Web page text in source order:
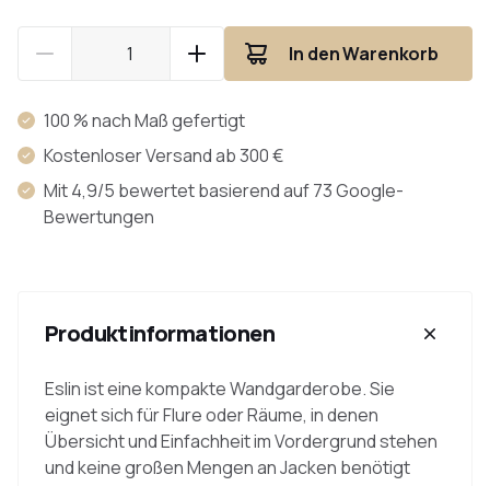
In den Warenkorb
100 % nach Maß gefertigt
Kostenloser Versand ab 300 €
Mit 4,9/5 bewertet basierend auf 73 Google-
Bewertungen
Produktinformationen
Eslin ist eine kompakte Wandgarderobe. Sie
eignet sich für Flure oder Räume, in denen
Übersicht und Einfachheit im Vordergrund stehen
und keine großen Mengen an Jacken benötigt